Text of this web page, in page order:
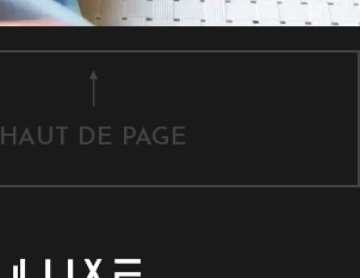
HAUT DE PAGE